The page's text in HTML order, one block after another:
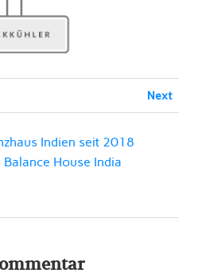
Next
Indien seit 2018
House India